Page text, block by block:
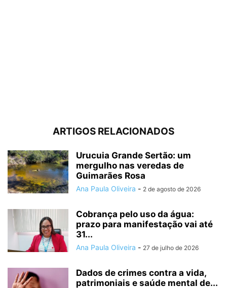
ARTIGOS RELACIONADOS
Urucuia Grande Sertão: um
mergulho nas veredas de
Guimarães Rosa
Ana Paula Oliveira - 2 de agosto de 2026
Cobrança pelo uso da água:
prazo para manifestação vai até
31...
Ana Paula Oliveira - 27 de julho de 2026
Dados de crimes contra a vida,
patrimoniais e saúde mental de...